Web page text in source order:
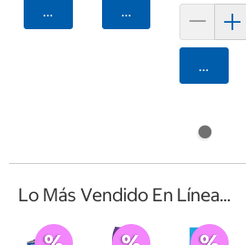
Agregar Agregar
Agregar
Lo Más Vendido En Línea...